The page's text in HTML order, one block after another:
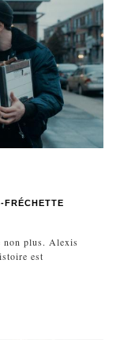
non plus. Alexis
est